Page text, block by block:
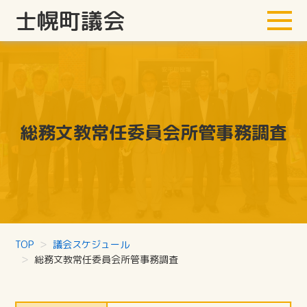
士幌町議会
総務文教常任委員会所管事務調査
TOP
議会スケジュール
総務文教常任委員会所管事務調査